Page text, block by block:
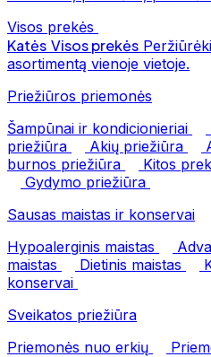
Visos prekės
Katės Visos prekės
asortimentą vienoje vietoje.
Priežiūros priemonės
Šampūnai ir kondicionieriai
priežiūra
Akių priežiūra
burnos priežiūra
Kitos
Gydymo priežiūra
Sausas maistas ir konservai
Hypoalerginis maistas
maistas
Dietinis maistas
konservai
Sveikatos priežiūra
Priemonės nuo erkių